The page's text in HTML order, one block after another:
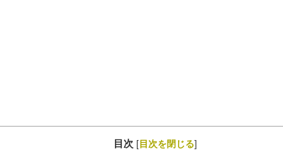
目次 [目次を閉じる]